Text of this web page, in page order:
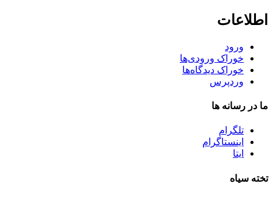
اطلاعات
ورود
خوراک ورودی‌ها
خوراک دیدگاه‌ها
وردپرس
ما در رسانه ها
تلگرام
اینستاگرام
ایتا
تخته سیاه